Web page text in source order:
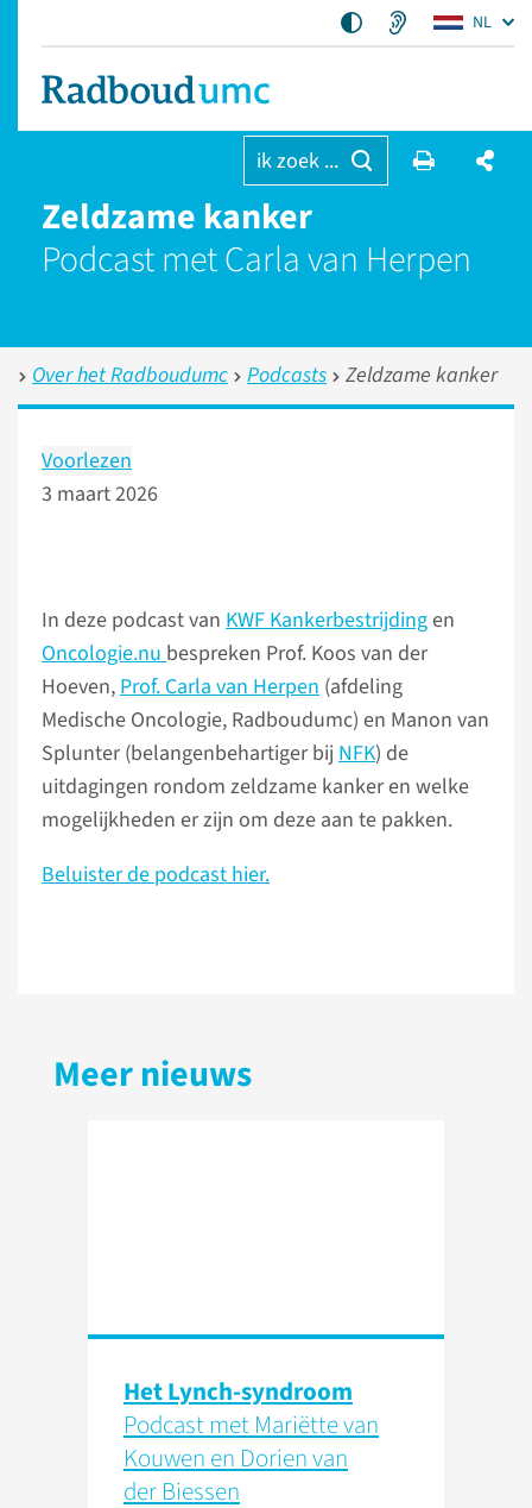
NL
ik zoek ...
Zeldzame kanker
Podcast met Carla van Herpen
Over het Radboudumc Podcasts Zeldzame kanker
Voorlezen
3 maart 2026
In deze podcast van KWF Kankerbestrijdingen
Oncologie.nubespreken Prof. Koos van der
Hoeven,Prof. Carla van Herpen (afdeling
Medische Oncologie, Radboudumc) en Manon van
Splunter (belangenbehartiger bijNFK) de
uitdagingen rondom zeldzame kanker en welke
mogelijkheden er zijn om deze aan te pakken.
Beluister de podcast hier.
Meer nieuws
Het Lynch-syndroom
Podcast met Mariëtte van
Kouwen en Dorien van
der Biessen